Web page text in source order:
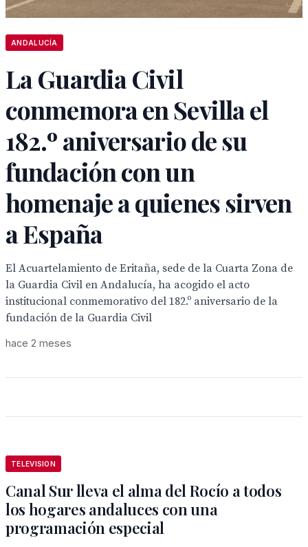
ANDALUCÍA
La Guardia Civil
conmemora en Sevilla el
182.º aniversario de su
fundación con un
homenaje a quienes sirven
a España
El Acuartelamiento de Eritaña, sede de la Cuarta Zona de
la Guardia Civil en Andalucía, ha acogido el acto
institucional conmemorativo del 182.º aniversario de la
fundación de la Guardia Civil
hace 2 meses
TELEVISION
Canal Sur lleva el alma del Rocío a todos
los hogares andaluces con una
programación especial